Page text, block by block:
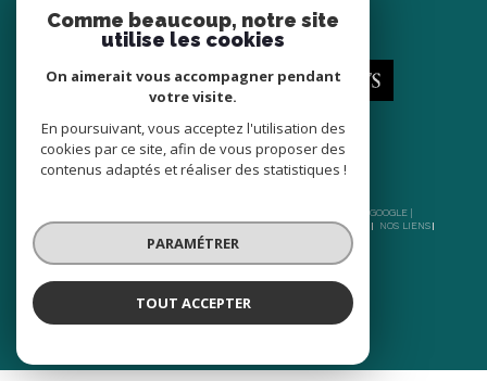
Nous
ADHÉRONS
© 2026 | TOUS DROITS RÉSERVÉS | TRADUCTION POWERED BY GOOGLE |
NOS HONORAIRES
PLAN DU SITE MENTIONS LÉGALES ADMIN
NOS LIENS
POLITIQUE RGPD
Comme beaucoup, notre site
utilise les cookies
On aimerait vous accompagner pendant
votre visite.
En poursuivant, vous acceptez l'utilisation des
cookies par ce site, afin de vous proposer des
contenus adaptés et réaliser des statistiques !
PARAMÉTRER
TOUT ACCEPTER